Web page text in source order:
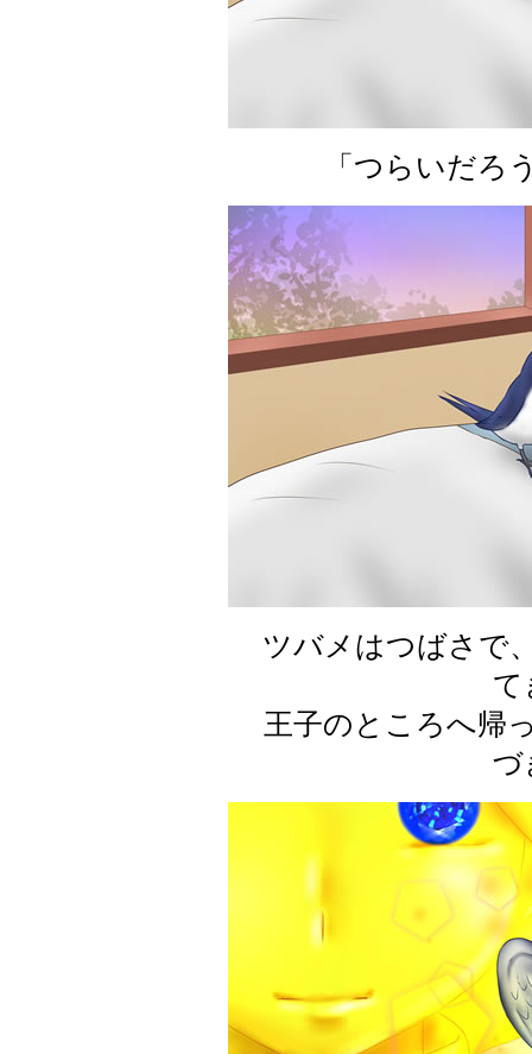
「つらいだろ
ツバメはつばさで
て
王子のところへ帰
づ